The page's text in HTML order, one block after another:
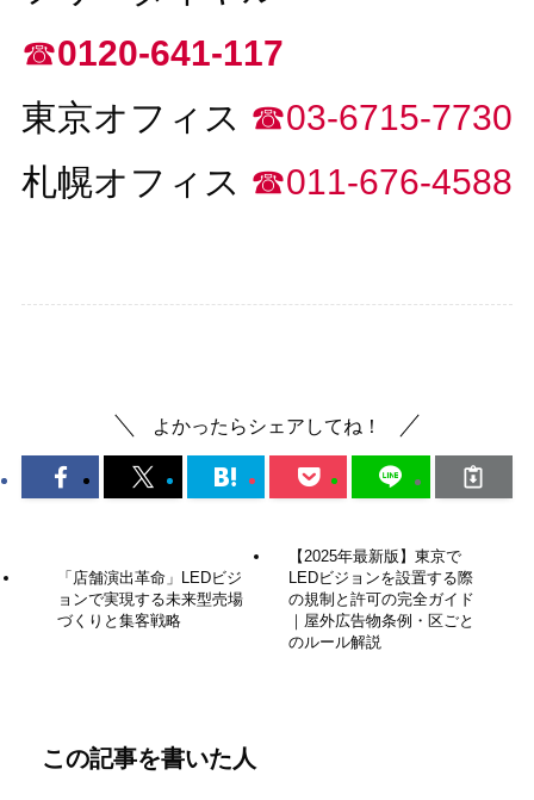
☎︎0120-641-117
東京オフィス ☎︎03-6715-7730
札幌オフィス ☎︎011-676-4588
よかったらシェアしてね！
「店舗演出革命」LEDビジ
ョンで実現する未来型売場
づくりと集客戦略
【2025年最新版】東京で
LEDビジョンを設置する際
の規制と許可の完全ガイド
｜屋外広告物条例・区ごと
のルール解説
この記事を書いた人